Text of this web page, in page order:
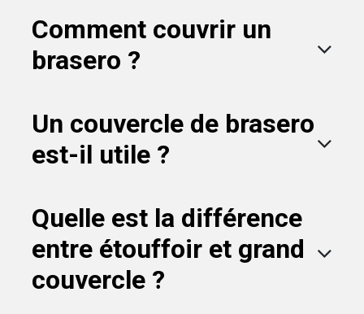
Comment couvrir un
brasero ?
Un couvercle de brasero
est-il utile ?
Quelle est la différence
entre étouffoir et grand
couvercle ?